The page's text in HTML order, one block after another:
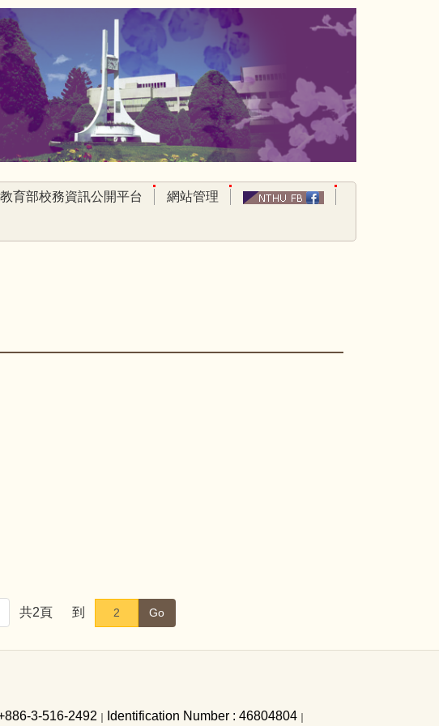
教育部校務資訊公開平台 網站管理
共2頁 到 Go
3-516-2492｜ Identification Number : 46804804｜